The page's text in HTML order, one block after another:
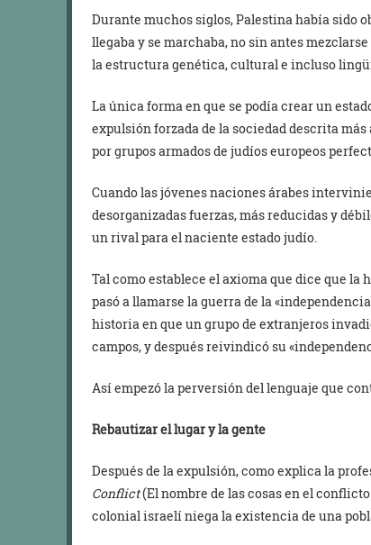
Durante muchos siglos, Palestina había sido
llegaba y se marchaba, no sin antes
la estructura genética, cultural e incluso
La única forma en que se podía crear un
expulsión forzada de la sociedad descrita
por grupos armados de judíos europeos
Cuando las jóvenes naciones árabes
desorganizadas fuerzas, más reducidas y
un rival para el naciente estado judío.
Tal como establece el axioma que dice que
pasó a llamarse la guerra de la
historia en que un grupo de extranjeros
campos, y después reivindicó su
Así empezó la perversión del lenguaje que
Rebautizar el lugar y la gente
Después de la expulsión, como explica la
Conflict(El nombre de las cosas en el
colonial israelí niega la existencia de una